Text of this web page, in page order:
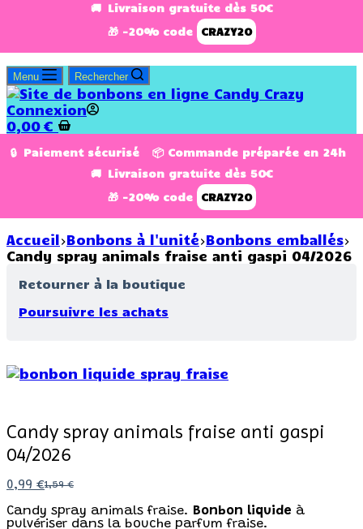
🚚 Livraison gratuite dès 50€
🎁 -20% code
CRAZY20
Menu Rechercher
Connexion
0,00 €
🔒 Paiement sécurisé 📦 Commande préparée en 24h
🚚 Livraison gratuite dès 50€
🎁 -20% code
CRAZY20
Accueil Bonbons à l'unité Bonbons emballés
Candy spray animals fraise anti gaspi 04/2026
Poursuivre les achats
Retourner à la boutique
Candy spray animals fraise anti gaspi
04/2026
1,59€
0,99 €
Candy spray animals fraise.
Bonbon liquide à
pulvériser dans la bouche parfum fraise.